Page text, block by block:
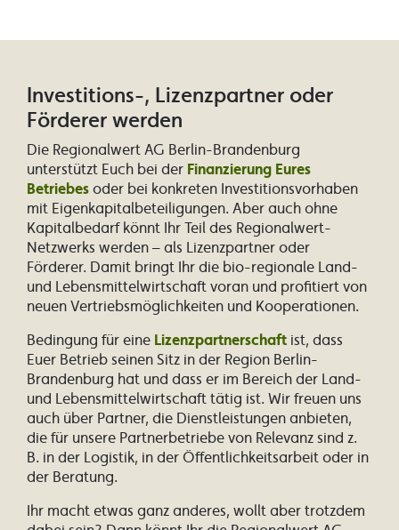
Investitions-, Lizenzpartner oder
Förderer werden
Die Regionalwert AG Berlin-Brandenburg
unterstützt Euch bei der Finanzierung Eures
Betriebes oder bei konkreten Investitionsvorhaben
mit Eigenkapitalbeteiligungen. Aber auch ohne
Kapitalbedarf könnt Ihr Teil des Regionalwert-
Netzwerks werden – als Lizenzpartner oder
Förderer. Damit bringt Ihr die bio-regionale Land-
und Lebensmittelwirtschaft voran und profitiert von
neuen Vertriebsmöglichkeiten und Kooperationen.
Bedingung für eine Lizenzpartnerschaft ist, dass
Euer Betrieb seinen Sitz in der Region Berlin-
Brandenburg hat und dass er im Bereich der Land-
und Lebensmittelwirtschaft tätig ist. Wir freuen uns
auch über Partner, die Dienstleistungen anbieten,
die für unsere Partnerbetriebe von Relevanz sind z.
B. in der Logistik, in der Öffentlichkeitsarbeit oder in
der Beratung.
Ihr macht etwas ganz anderes, wollt aber trotzdem